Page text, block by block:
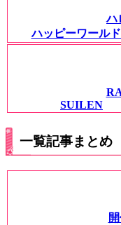
ハ
ハッピーワールド
SUILEN
一覧記事まとめ